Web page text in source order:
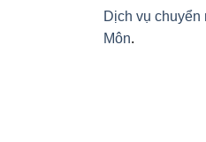
Dịch vụ chuyển
Môn.